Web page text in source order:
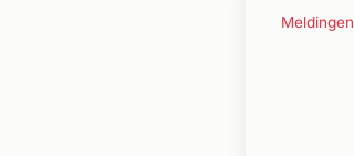
Meldingen